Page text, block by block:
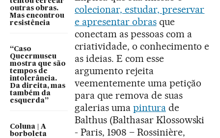
outras obras.
Mas encontrou
resistência
“Caso
Queermuseu
mostra que são
tempos de
intolerância.
Da direita, mas
também da
esquerda”
Coluna | A
borboleta
colecionar, estudar, preservar
e apresentar obrasque
conectam as pessoas com a
criatividade, o conhecimento e
as ideias. E com esse
argumento rejeita
veementemente uma petição
para que remova de suas
galerias uma pinturade
Balthus (Balthasar Klossowski
- Paris, 1908 – Rossinière,